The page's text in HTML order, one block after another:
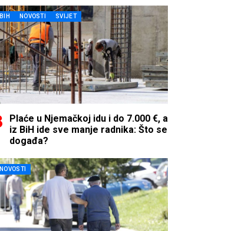
BIH NOVOSTI SVIJET
Plaće u Njemačkoj idu i do 7.000 €, a
iz BiH ide sve manje radnika: Što se
događa?
NOVOSTI